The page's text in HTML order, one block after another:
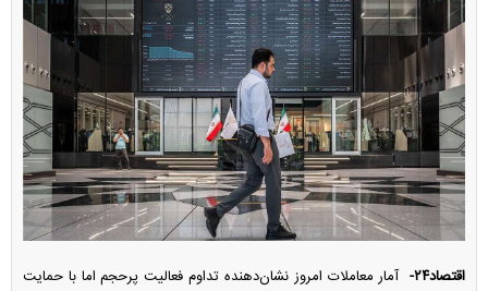
اقتصاد۲۴-
آمار معاملات امروز نشان‌دهنده تداوم فعالیت پرحجم اما با حمایت